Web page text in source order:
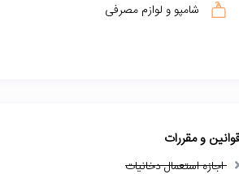
شامپو و لوازم مصرفی
و مقررات
اجازه استعمال دخانیات